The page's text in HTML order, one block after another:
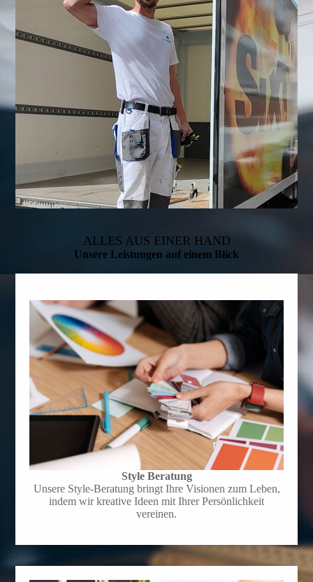
ALLES AUS EINER HAND
Unsere Leistungen auf einem Blick
Style Beratung
Unsere Style-Beratung bringt Ihre Visionen zum Leben,
indem wir kreative Ideen mit Ihrer Persönlichkeit
vereinen.